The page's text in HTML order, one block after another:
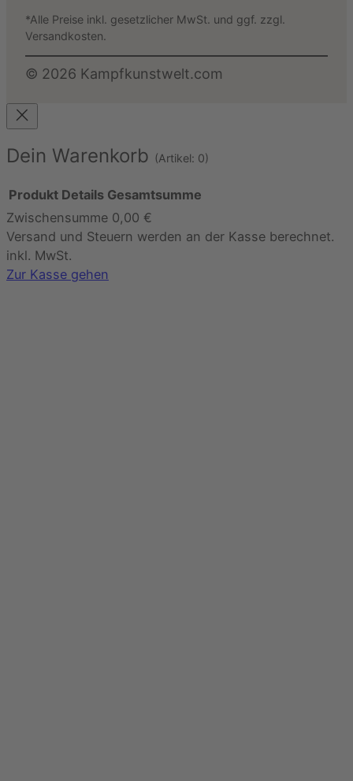
*Alle Preise inkl. gesetzlicher MwSt. und ggf. zzgl.
Versandkosten.
© 2026 Kampfkunstwelt.com
Dein Warenkorb (Artikel: 0)
Produkte
im
Warenkorb
Produkt Details Gesamtsumme
Zwischensumme 0,00 €
Versand und Steuern werden an der Kasse berechnet.
inkl. MwSt.
Zur Kasse gehen